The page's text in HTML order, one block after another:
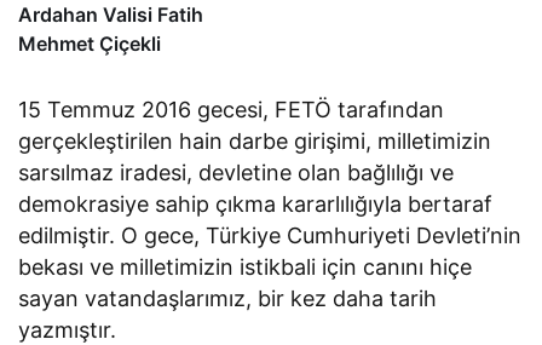
Ardahan Valisi Fatih
Mehmet Çiçekli
15 Temmuz 2016 gecesi, FETÖ tarafından
gerçekleştirilen hain darbe girişimi, milletimizin
sarsılmaz iradesi, devletine olan bağlılığı ve
demokrasiye sahip çıkma kararlılığıyla bertaraf
edilmiştir. O gece, Türkiye Cumhuriyeti Devleti’nin
bekası ve milletimizin istikbali için canını hiçe
sayan vatandaşlarımız, bir kez daha tarih
yazmıştır.